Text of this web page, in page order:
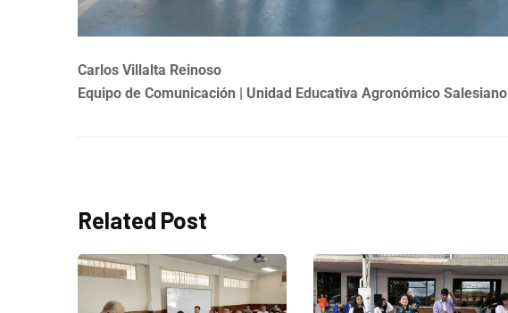
Carlos Villalta Reinoso
Equipo de Comunicación | Unidad Educativa Agronómico Salesiano
Related Post